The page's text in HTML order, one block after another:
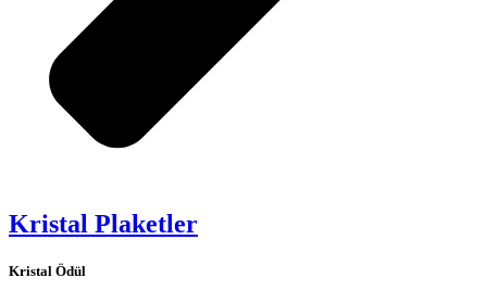
Kristal Plaketler
Kristal Ödül